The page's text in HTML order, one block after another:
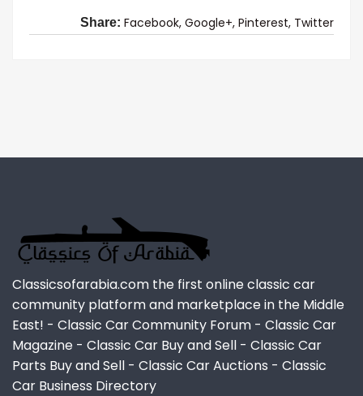
Share: Facebook, Google+, Pinterest, Twitter
Classicsofarabia.com the first online classic car
community platform and marketplace in the Middle
East! - Classic Car Community Forum - Classic Car
Magazine - Classic Car Buy and Sell - Classic Car
Parts Buy and Sell - Classic Car Auctions - Classic
Car Business Directory